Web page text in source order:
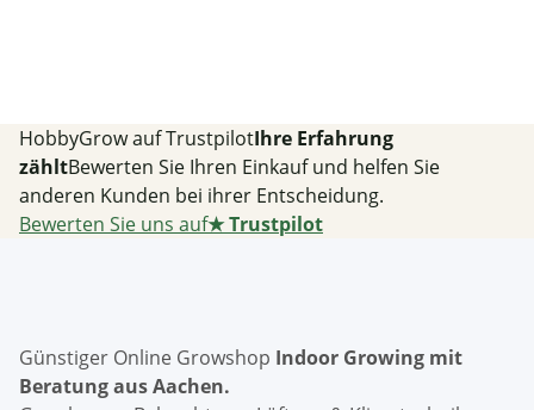
HobbyGrow auf TrustpilotIhre Erfahrung
zähltBewerten Sie Ihren Einkauf und helfen Sie
anderen Kunden bei ihrer Entscheidung.
Bewerten Sie uns auf★Trustpilot
Günstiger Online Growshop Indoor Growing mit
Beratung aus Aachen.